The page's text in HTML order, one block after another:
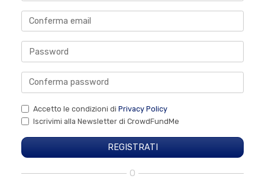
Accetto le condizioni di Privacy Policy
Iscrivimi alla Newsletter di CrowdFundMe
O